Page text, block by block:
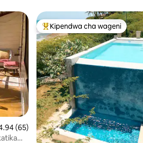
wa wastani wa 4.94 kati ya 5,
(65)
Kipendwa maarufu cha wageni
Kipendwa cha wageni